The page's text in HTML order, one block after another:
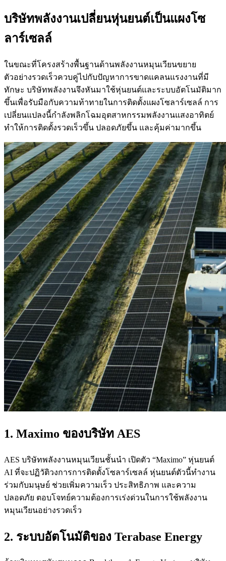
บริษัทพลังงานเปลี่ยนหุ่นยนต์เป็นแผงโซ
ลาร์เซลล์
ในขณะที่โครงสร้างพื้นฐานด้านพลังงานหมุนเวียนขยาย
ตัวอย่างรวดเร็วควบคู่ไปกับปัญหาการขาดแคลนแรงงานที่มี
ทักษะ บริษัทพลังงานจึงหันมาใช้หุ่นยนต์และระบบอัตโนมัติมาก
ขึ้นเพื่อรับมือกับความท้าทายในการติดตั้งแผงโซลาร์เซลล์ การ
เปลี่ยนแปลงนี้กำลังพลิกโฉมอุตสาหกรรมพลังงานแสงอาทิตย์
ทำให้การติดตั้งรวดเร็วขึ้น ปลอดภัยขึ้น และคุ้มค่ามากขึ้น
1. Maximo ของบริษัท AES
AES บริษัทพลังงานหมุนเวียนชั้นนำ เปิดตัว “Maximo” หุ่นยนต์
AI ที่จะปฏิวัติวงการการติดตั้งโซลาร์เซลล์ หุ่นยนต์ตัวนี้ทำงาน
ร่วมกับมนุษย์ ช่วยเพิ่มความเร็ว ประสิทธิภาพ และความ
ปลอดภัย ตอบโจทย์ความต้องการเร่งด่วนในการใช้พลังงาน
หมุนเวียนอย่างรวดเร็ว
2. ระบบอัตโนมัติของ Terabase Energy